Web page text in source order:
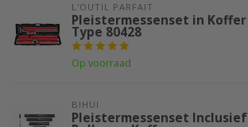
L'OUTIL PARFAIT
Pleistermessenset in Koffer
Type 80428
Op voorraad
BIHUI
Pleistermessenset Inclusief